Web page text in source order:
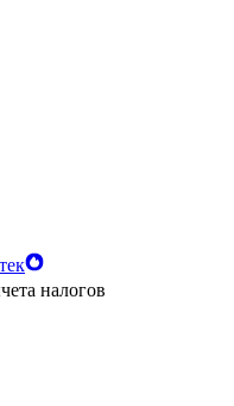
налогов